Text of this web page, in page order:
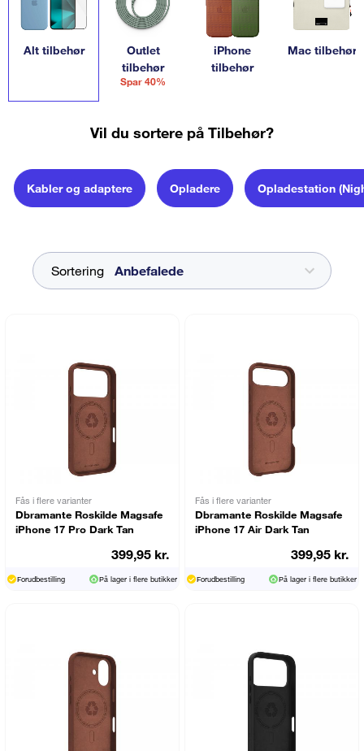
Alt tilbehør
Outlet
tilbehør
Spar 40%
iPhone
tilbehør
Mac tilbehør
Vil du sortere på Tilbehør?
Kabler og adaptere Opladere Opladestation
Sortering
Fås i flere varianter
Dbramante Roskilde Magsafe
iPhone 17 Pro Dark Tan
399,95 kr.
Forudbestilling På lager i flere butikker
Fås i flere varianter
Dbramante Roskilde Magsafe
iPhone 17 Air Dark Tan
399,95 kr.
Forudbestilling På lager i flere butikker